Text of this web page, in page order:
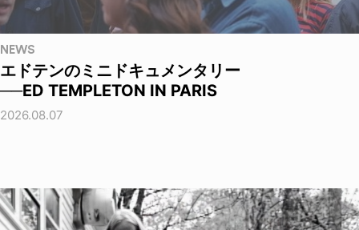
NEWS
エドテンのミニドキュメンタリー
──ED TEMPLETON IN PARIS
2026.08.07